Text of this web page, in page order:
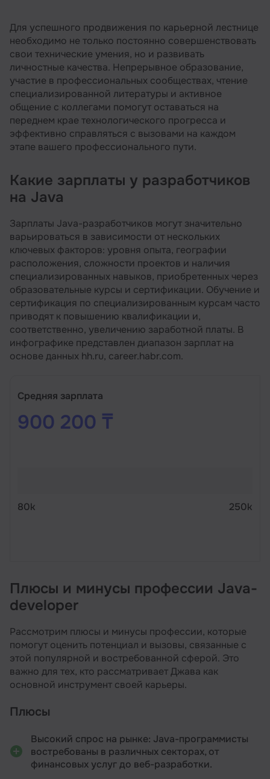
Для успешного продвижения по карьерной лестнице
необходимо не только постоянно совершенствовать
свои технические умения, но и развивать
личностные качества. Непрерывное образование,
участие в профессиональных сообществах, чтение
специализированной литературы и активное
общение с коллегами помогут оставаться на
переднем крае технологического прогресса и
эффективно справляться с вызовами на каждом
этапе вашего профессионального пути.
Какие зарплаты у разработчиков
на Java
Зарплаты Java-разработчиков могут значительно
варьироваться в зависимости от нескольких
ключевых факторов: уровня опыта, географии
расположения, сложности проектов и наличия
специализированных навыков, приобретенных через
образовательные курсы и сертификации. Обучение и
сертификация по специализированным курсам часто
приводят к повышению квалификации и,
соответственно, увеличению заработной платы. В
инфографике представлен диапазон зарплат на
основе данных hh.ru, career.habr.com.
Средняя зарплата
900 200 ₸
80k 250k
Плюсы и минусы профессии Java-
developer
Рассмотрим плюсы и минусы профессии, которые
помогут оценить потенциал и вызовы, связанные с
этой популярной и востребованной сферой. Это
важно для тех, кто рассматривает Джава как
основной инструмент своей карьеры.
Плюсы
Высокий спрос на рынке: Java-программисты
востребованы в различных секторах, от
финансовых услуг до веб-разработки.